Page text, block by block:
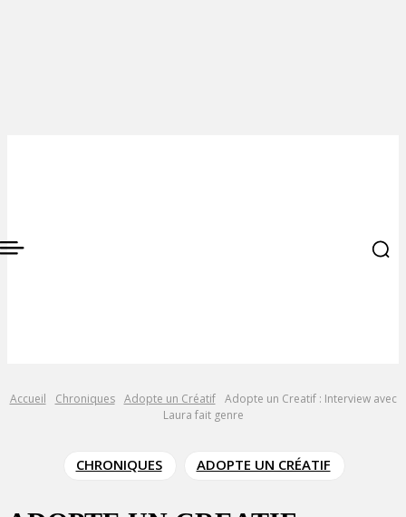
Accueil Chroniques Adopte un Créatif
Adopte un Creatif : Interview avec
Laura fait genre
CHRONIQUES ADOPTE UN CRÉATIF